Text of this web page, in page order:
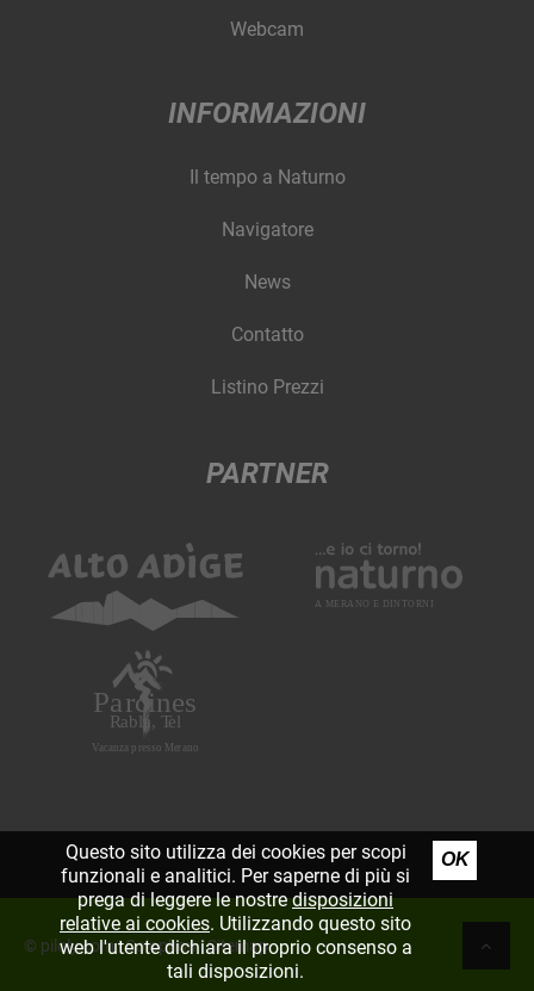
Webcam
INFORMAZIONI
Il tempo a Naturno
Navigatore
News
Contatto
Listino Prezzi
PARTNER
© piloly.com |Colophon |Sitemap
Questo sito utilizza dei cookies per scopi
funzionali e analitici. Per saperne di più si
prega di leggere le nostredisposizioni
relative ai cookies. Utilizzando questo sito
web l'utente dichiara il proprio consenso a
tali disposizioni.
OK